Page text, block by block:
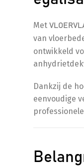
Met
van
ontwikkeld
Dankzij de
eenvoudige